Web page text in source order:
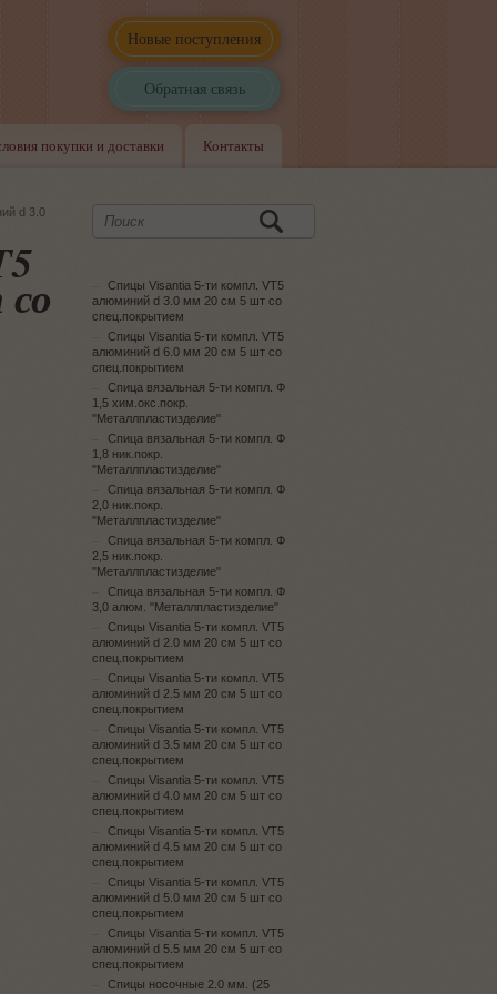
Новые поступления
Обратная связь
покупки и доставки Контакты
d 3.0
Спицы Visantia 5-ти компл. VT5
алюминий d 3.0 мм 20 см 5 шт со
спец.покрытием
Спицы Visantia 5-ти компл. VT5
алюминий d 6.0 мм 20 см 5 шт со
спец.покрытием
Спица вязальная 5-ти компл. Ф
1,5 хим.окс.покр.
"Металлпластизделие"
Спица вязальная 5-ти компл. Ф
1,8 ник.покр.
"Металлпластизделие"
Спица вязальная 5-ти компл. Ф
2,0 ник.покр.
"Металлпластизделие"
Спица вязальная 5-ти компл. Ф
2,5 ник.покр.
"Металлпластизделие"
Спица вязальная 5-ти компл. Ф
3,0 алюм. "Металлпластизделие"
Спицы Visantia 5-ти компл. VT5
алюминий d 2.0 мм 20 см 5 шт со
спец.покрытием
Спицы Visantia 5-ти компл. VT5
алюминий d 2.5 мм 20 см 5 шт со
спец.покрытием
Спицы Visantia 5-ти компл. VT5
алюминий d 3.5 мм 20 см 5 шт со
спец.покрытием
Спицы Visantia 5-ти компл. VT5
алюминий d 4.0 мм 20 см 5 шт со
спец.покрытием
Спицы Visantia 5-ти компл. VT5
алюминий d 4.5 мм 20 см 5 шт со
спец.покрытием
Спицы Visantia 5-ти компл. VT5
алюминий d 5.0 мм 20 см 5 шт со
спец.покрытием
Спицы Visantia 5-ти компл. VT5
алюминий d 5.5 мм 20 см 5 шт со
спец.покрытием
Спицы носочные 2.0 мм. (25